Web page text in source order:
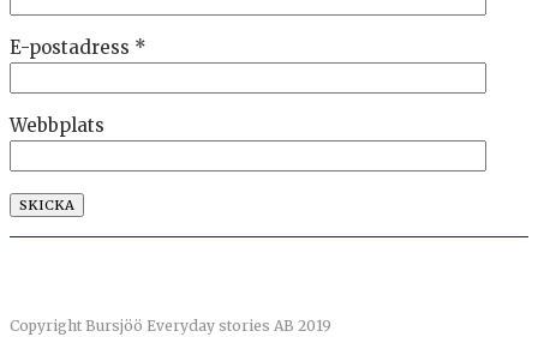
E-postadress *
Webbplats
Copyright Bursjöö Everyday stories AB 2019